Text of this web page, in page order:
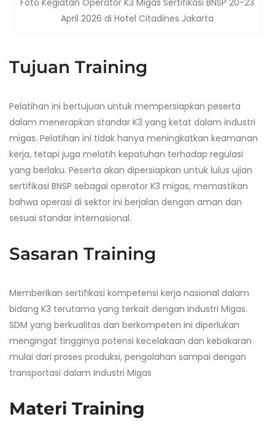
Foto Kegiatan Operator K3 Migas Sertifikasi BNSP 20-23
April 2026 di Hotel Citadines Jakarta
Tujuan Training
Pelatihan ini bertujuan untuk mempersiapkan peserta
dalam menerapkan standar K3 yang ketat dalam industri
migas. Pelatihan ini tidak hanya meningkatkan keamanan
kerja, tetapi juga melatih kepatuhan terhadap regulasi
yang berlaku. Peserta akan dipersiapkan untuk lulus ujian
sertifikasi BNSP sebagai operator K3 migas, memastikan
bahwa operasi di sektor ini berjalan dengan aman dan
sesuai standar internasional.
Sasaran Training
Memberikan sertifikasi kompetensi kerja nasional dalam
bidang K3 terutama yang terkait dengan Industri Migas.
SDM yang berkualitas dan berkompeten ini diperlukan
mengingat tingginya potensi kecelakaan dan kebakaran
mulai dari proses produksi, pengolahan sampai dengan
transportasi dalam Industri Migas
Materi Training